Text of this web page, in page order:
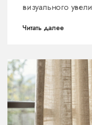
визуального
Читать далее